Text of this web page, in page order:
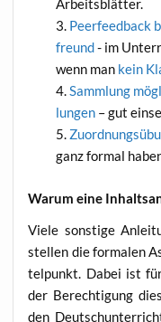
Arbeitsblätter.
Peer­feed­back
freund- im
wenn man kein
Samm­lung
lun­gen– gut
ganz for­mal
War­um eine
Vie­le sons­ti­ge
stel­len die for­ma­len
tel­punkt. Dabei ist
der Berech­ti­gung
den